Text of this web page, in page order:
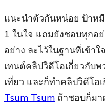
แนะนำตัวกันหน่อย ป้าห
1 ในใจ แถมยังชอบทุกอย่
อย่าง ละไว้ในฐานที่เข้าใจ
เทนต์คลิปวิดีโอเกี่ยวกับ
เที่ยว และก็ทำคลิปวิดีโอ
Tsum Tsum ถ้าชอบก็ม